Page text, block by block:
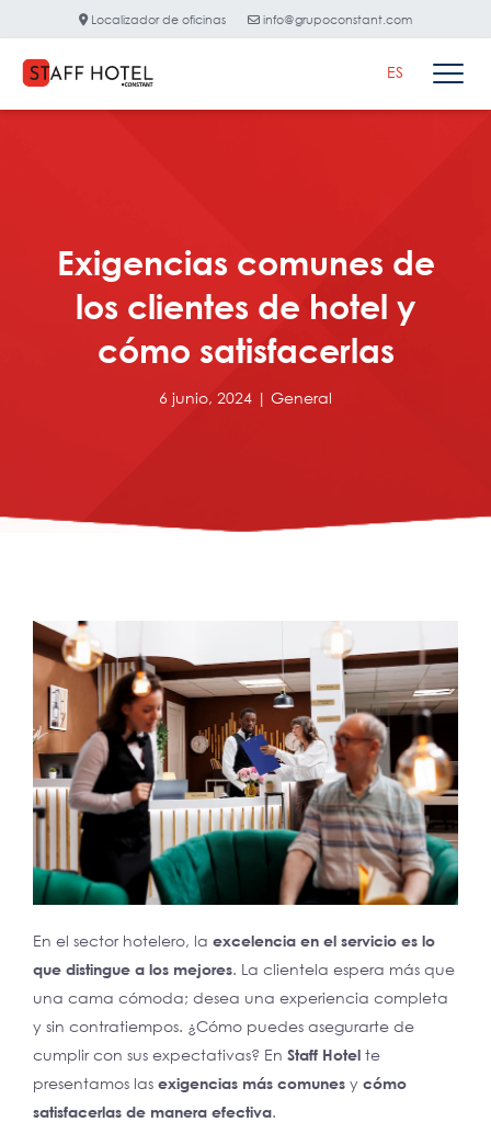
Localizador de oficinas info@grupoconstant.com
ES
Exigencias comunes de
los clientes de hotel y
cómo satisfacerlas
6 junio, 2024 | General
En el sector hotelero, la excelencia en el servicio es lo
que distingue a los mejores. La clientela espera más que
una cama cómoda; desea una experiencia completa
y sin contratiempos. ¿Cómo puedes asegurarte de
cumplir con sus expectativas? En Staff Hotel te
presentamos las exigencias más comunes y cómo
satisfacerlas de manera efectiva.